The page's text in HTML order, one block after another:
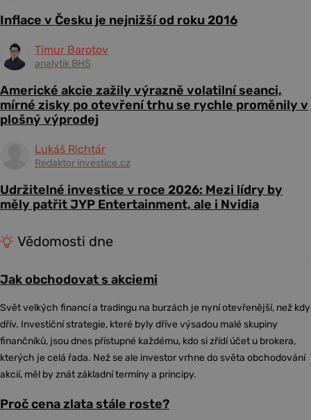
Inflace v Česku je nejnižší od roku 2016
Timur Barotov
analytik BHS
Americké akcie zažily výrazně volatilní seanci,
mírné zisky po otevření trhu se rychle proměnily v
plošný výprodej
Lukáš Richtár
Redaktor investice.cz
Udržitelné investice v roce 2026: Mezi lídry by
měly patřit JYP Entertainment, ale i Nvidia
Vědomosti dne
Jak obchodovat s akciemi
Svět velkých financí a tradingu na burzách je nyní otevřenější, než kdy
dřív. Investiční strategie, které byly dříve výsadou malé skupiny
finančníků, jsou dnes přístupné každému, kdo si zřídí účet u brokera,
kterých je celá řada. Než se ale investor vrhne do světa obchodování
akcií, měl by znát základní termíny a principy.
Proč cena zlata stále roste?